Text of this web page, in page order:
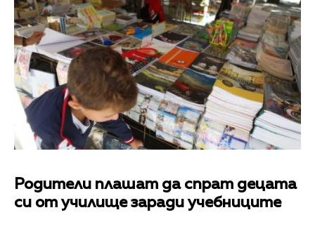
Родители плашат да спрат децата
си от училище заради учебниците